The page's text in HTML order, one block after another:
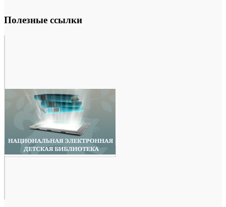
Полезные ссылки